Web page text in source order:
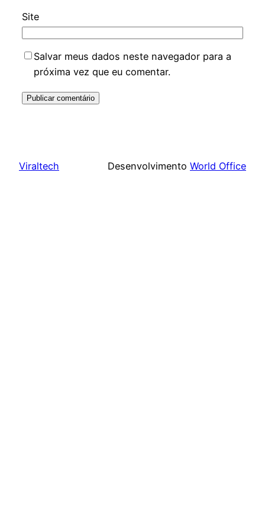
Site
Salvar meus dados neste navegador para a
próxima vez que eu comentar.
Viraltech Desenvolvimento World Office